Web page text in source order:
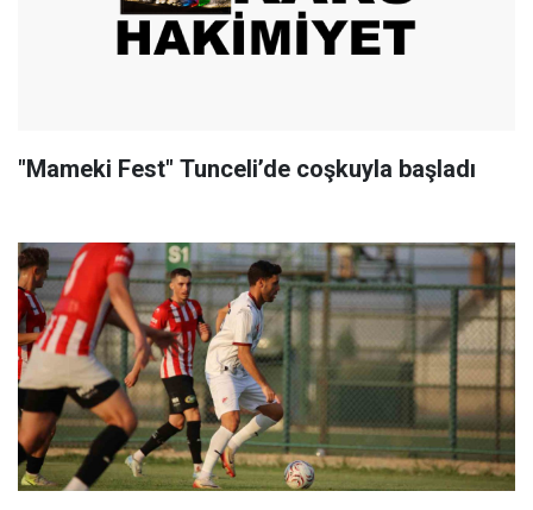
"Mameki Fest" Tunceli’de coşkuyla başladı